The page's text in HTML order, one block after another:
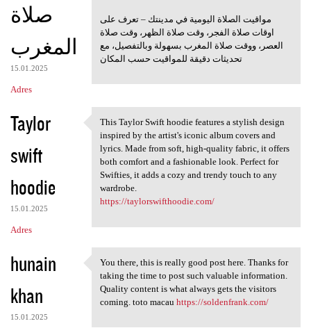
صلاة
المغرب
15.01.2025
Adres
مواقيت الصلاة اليومية في مدينتك – تعرف على
اوقات صلاة الفجر، وقت صلاة الظهر، وقت صلاة
العصر، ووقت صلاة المغرب بسهولة وبالتفصيل، مع
تحديثات دقيقة للمواقيت حسب المكان
Taylor
swift
hoodie
15.01.2025
Adres
This Taylor Swift hoodie
This Taylor Swift hoodie features a stylish design
inspired by the artist's iconic album covers and
lyrics. Made from soft, high-quality fabric, it offers
both comfort and a fashionable look. Perfect for
Swifties, it adds a cozy and trendy touch to any
wardrobe.
https://taylorswifthoodie.com/
hunain
khan
15.01.2025
You there, this is really
You there, this is really good post here. Thanks for
taking the time to post such valuable information.
Quality content is what always gets the visitors
coming. toto macau https://soldenfrank.com/